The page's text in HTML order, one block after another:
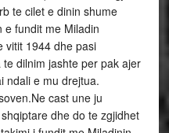
te cilet e dinin shume
e fundit me Miladin
vitit 1944 dhe pasi
dilnim jashte per pak ajer
ndali e mu drejtua.
cast une ju
dhe do te zgjidhet